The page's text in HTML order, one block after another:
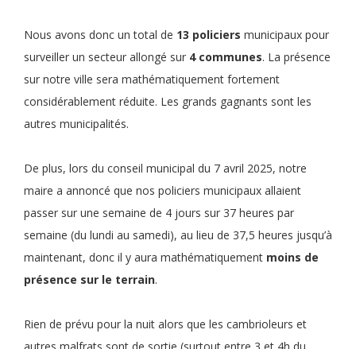
Nous avons donc un total de 13 policiers municipaux pour
surveiller un secteur allongé sur 4 communes. La présence
sur notre ville sera mathématiquement fortement
considérablement réduite. Les grands gagnants sont les
autres municipalités.
De plus, lors du conseil municipal du 7 avril 2025, notre
maire a annoncé que nos policiers municipaux allaient
passer sur une semaine de 4 jours sur 37 heures par
semaine (du lundi au samedi), au lieu de 37,5 heures jusqu’à
maintenant, donc il y aura mathématiquement moins de
présence sur le terrain.
Rien de prévu pour la nuit alors que les cambrioleurs et